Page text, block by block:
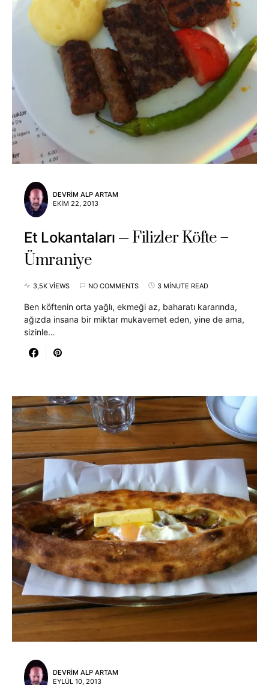
DEVRIM ALP ARTAM
EKIM 22, 2013
Et Lokantaları
Filizler Köfte –
Ümraniye
3,5K VIEWS NO COMMENTS 3 MINUTE READ
Ben köftenin orta yağlı, ekmeği az, baharatı kararında,
ağızda insana bir miktar mukavemet eden, yine de ama,
sizinle…
DEVRIM ALP ARTAM
EYLÜL 10, 2013